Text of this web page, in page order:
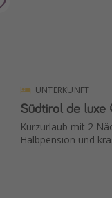
UNTERKUNFT
Südtirol de luxe
Kurzurlaub mit 2
Halbpension und